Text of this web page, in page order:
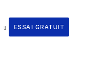
ESSAI GRATUIT